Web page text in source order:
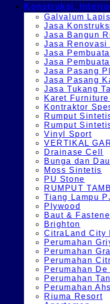
Konstruksi,
Galvalum
Jasa
Jasa Bangun
Jasa Renovasi
Jasa
Jasa
Jasa Pasang
Jasa Pasang
Jasa Tukang
Karet
Kontraktor
Rumput
Rumput
Vinyl Sport
VERTIKAL
Drainase Cell
Bunga dan
Moss Sintetis
PU Stone
RUMPUT
Tiang Lampu
Plywood
Baut &
Brighton
CitraLand City
Perumahan
Perumahan
Perumahan
Perumahan
Perumahan
Perumahan
Riuma Resort